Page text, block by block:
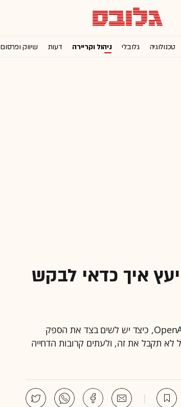
טכנולוגיה גלובלי ניהול וקריירה דעות שיווק ופרסום
איך כדאי לבקש
בפודקאסט Unconfuse Me של ביל גייטס, משתף סם אלטמן, מנכ"ל OpenAI, כיצד יש לשים בצד את הספק
תקבל את זה, ולעתים קרובות הדחייה